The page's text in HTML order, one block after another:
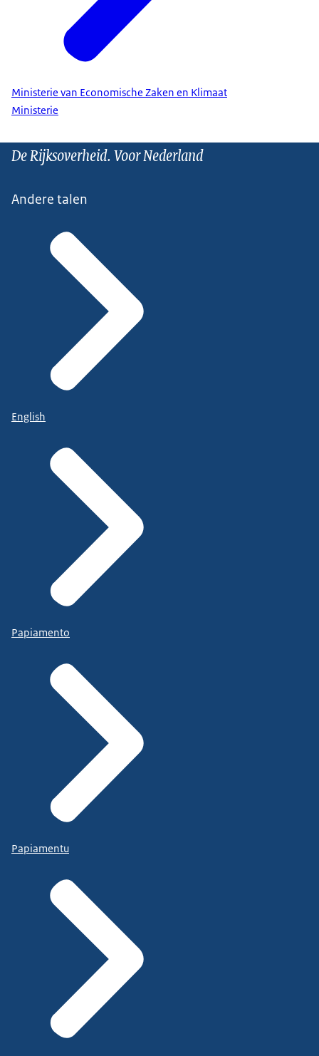
Ministerie van Economische Zaken en Klimaat
Ministerie
De Rijksoverheid. Voor Nederland
Andere talen
English
Papiamento
Papiamentu